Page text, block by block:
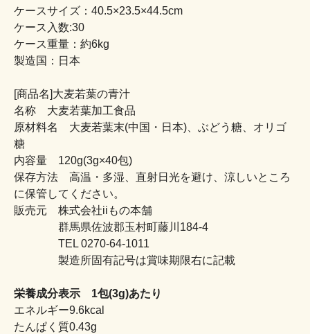
ケースサイズ：40.5×23.5×44.5cm
ケース入数:30
ケース重量：約6kg
製造国：日本
[商品名]大麦若葉の青汁
名称 大麦若葉加工食品
原材料名 大麦若葉末(中国・日本)、ぶどう糖、オリゴ
糖
内容量 120g(3g×40包)
保存方法 高温・多湿、直射日光を避け、涼しいところ
に保管してください。
販売元 株式会社iiもの本舗
群馬県佐波郡玉村町藤川184-4
TEL 0270-64-1011
製造所固有記号は賞味期限右に記載
栄養成分表示 1包(3g)あたり
エネルギー9.6kcal
たんぱく質0.43g